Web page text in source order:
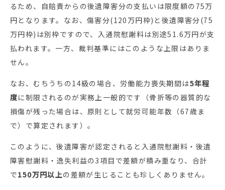
るため、自賠責からの後遺障害分の支払いは限度額の75万
円となります。なお、傷害分(120万円枠)と後遺障害分(75
万円枠)は別枠ですので、入通院慰謝料は別途51.6万円が支
払われます。一方、裁判基準にはこのような上限はありま
せん。
なお、むちうちの14級の場合、労働能力喪失期間は5年程
度に制限されるのが実務上一般的です（骨折等の器質的な
損傷が残った場合は、原則として就労可能年数（67歳ま
で）で算定されます）。
このように、後遺障害が認定されると入通院慰謝料・後遺
障害慰謝料・逸失利益の3項目で差額が積み重なり、合計
で150万円以上の差額が生じることも珍しくありません。